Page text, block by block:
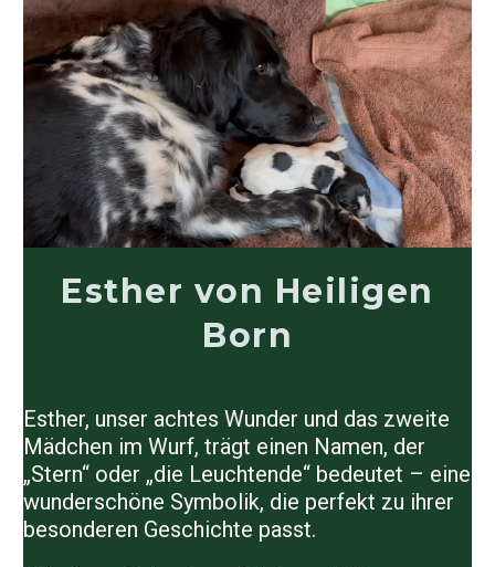
Esther von Heiligen
Born
Esther, unser achtes Wunder und das zweite
Mädchen im Wurf, trägt einen Namen, der
„Stern“ oder „die Leuchtende“ bedeutet – eine
wunderschöne Symbolik, die perfekt zu ihrer
besonderen Geschichte passt.